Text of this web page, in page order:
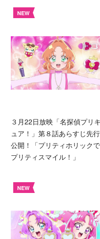
NEW
３月22日放映「名探偵プリキ
ュア！」第８話あらすじ先行
公開！「プリティホリックで
プリティスマイル！」
NEW